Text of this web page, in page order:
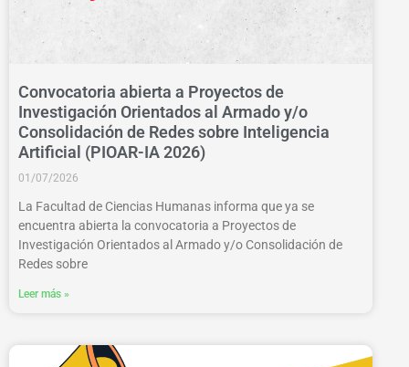
Convocatoria abierta a Proyectos de
Investigación Orientados al Armado y/o
Consolidación de Redes sobre Inteligencia
Artificial (PIOAR-IA 2026)
01/07/2026
La Facultad de Ciencias Humanas informa que ya se
encuentra abierta la convocatoria a Proyectos de
Investigación Orientados al Armado y/o Consolidación de
Redes sobre
Leer más »